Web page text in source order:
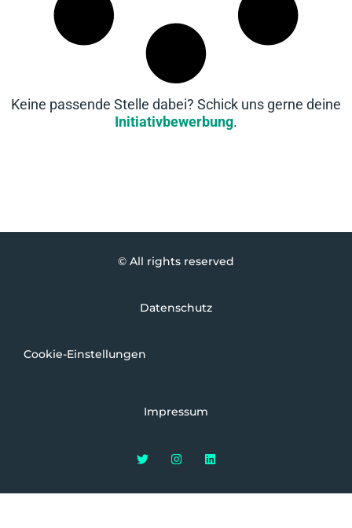
Keine passende Stelle dabei? Schick uns gerne deine
Initiativbewerbung.
© All rights reserved
Datenschutz
Cookie-Einstellungen
Impressum